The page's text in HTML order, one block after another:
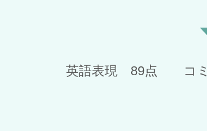
英語表現 89点 コミ